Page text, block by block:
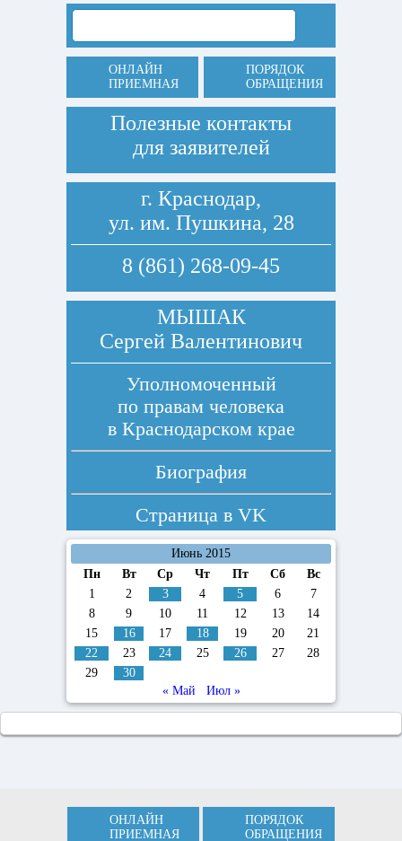
ОНЛАЙН
ПРИЕМНАЯ
ПОРЯДОК
ОБРАЩЕНИЯ
Полезные контакты
для заявителей
г. Краснодар,
ул. им. Пушкина, 28
8 (861) 268-09-45
МЫШАК
Сергей Валентинович
Уполномоченный
по правам человека
в Краснодарском крае
Биография
Страница в VK
Июнь 2015
Пн
Вт Ср Чт Пт Сб
Вс
1
2 3 4 5 6
7
8
9 10 11 12 13
14
15
16 17 18 19 20
21
22
23 24 25 26 27
28
29
30
« Май
Июл »
ОНЛАЙН
ПРИЕМНАЯ
ПОРЯДОК
ОБРАЩЕНИЯ